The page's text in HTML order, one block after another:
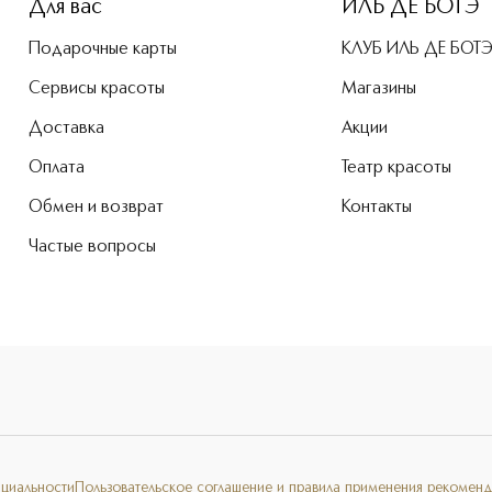
Для вас
Подарочные карты
Сервисы красоты
Доставка
Оплата
Обмен и возврат
Частые вопросы
ИЛЬ ДЕ БОТЭ
КЛУБ ИЛЬ ДЕ БОТЭ
Магазины
Акции
Театр красоты
Контакты
Пользовательское соглашение и правила применения